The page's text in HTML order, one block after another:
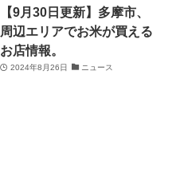
【9月30日更新】多摩市、
周辺エリアでお米が買える
お店情報。
2024年8月26日 ニュース